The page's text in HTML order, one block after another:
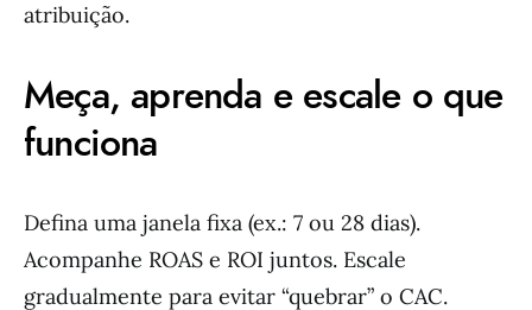
atribuição.
Meça, aprenda e escale o que
funciona
Defina uma janela fixa (ex.: 7 ou 28 dias).
Acompanhe ROAS e ROI juntos. Escale
gradualmente para evitar “quebrar” o CAC.